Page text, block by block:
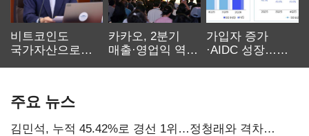
비트코인도
국가자산으로…'
카카오, 2분기
매출·영업익 역대
가입자 증가
·AIDC 성장…
주요 뉴스
김민석, 누적 45.42%로 경선 1위…정청래와 격차